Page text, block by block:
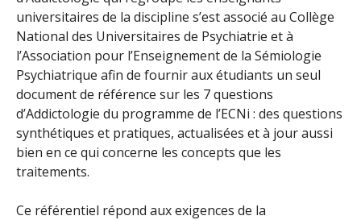
universitaires de la discipline s’est associé au Collège
National des Universitaires de Psychiatrie et à
l’Association pour l’Enseignement de la Sémiologie
Psychiatrique afin de fournir aux étudiants un seul
document de référence sur les 7 questions
d’Addictologie du programme de l’ECNi : des questions
synthétiques et pratiques, actualisées et à jour aussi
bien en ce qui concerne les concepts que les
traitements.
Ce référentiel répond aux exigences de la